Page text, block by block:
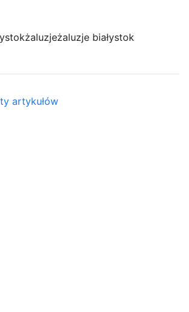
żaluzjeżaluzje białystok
artykułów